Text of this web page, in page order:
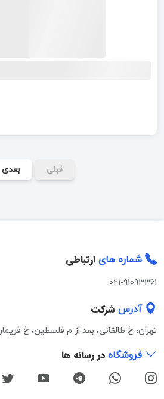
قبلی بعدی
شماره های ارتباطی
021-91093361
آدرس شرکت
تهران، خ طالقانی، بعد از م فلسطین، خ فریمان، ک
فروشگاه در رسانه ها